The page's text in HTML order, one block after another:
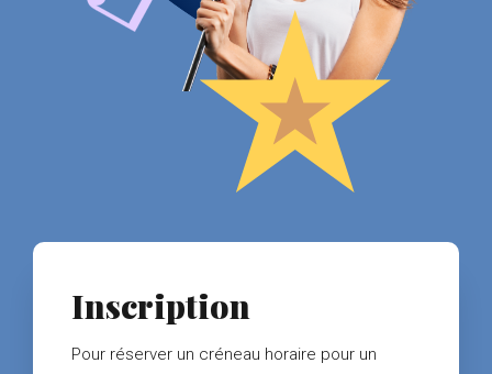
Inscription
Pour réserver un créneau horaire pour un